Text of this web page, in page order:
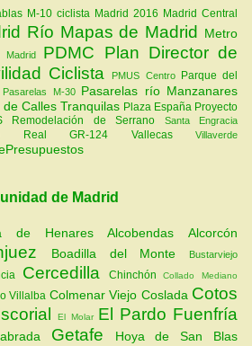
M-10 ciclista Madrid 2016 Madrid Central
Río Mapas de Madrid Metro
Madrid PDMC Plan Director de
Ciclista
PMUS Centro Parque del
Pasarelas M-30 Pasarelas río Manzanares
de Calles Tranquilas Plaza España Proyecto
Remodelación de Serrano Santa Engracia
Real GR-124 Vallecas Villaverde
de Madrid
de HenaresAlcobendas Alcorcón
Boadilla del Monte Bustarviejo
Cercedilla ChinchónCollado Mediano
Villalba Colmenar Viejo Coslada Cotos
El Molar El Pardo Fuenfría
Getafe Hoya de San Blas